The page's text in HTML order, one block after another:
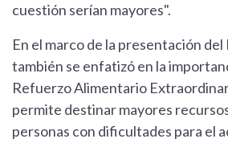
cuestión serían mayores".
En el marco de la presentación del
también se enfatizó en la
Refuerzo Alimentario
permite destinar mayores
personas con dificultades para el